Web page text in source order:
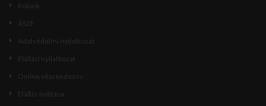
Rólunk
ÁSZF
Adatvédelmi nyilatkozat
Elállási nyilatkozat
Online vitarendezés
Elállás indítása